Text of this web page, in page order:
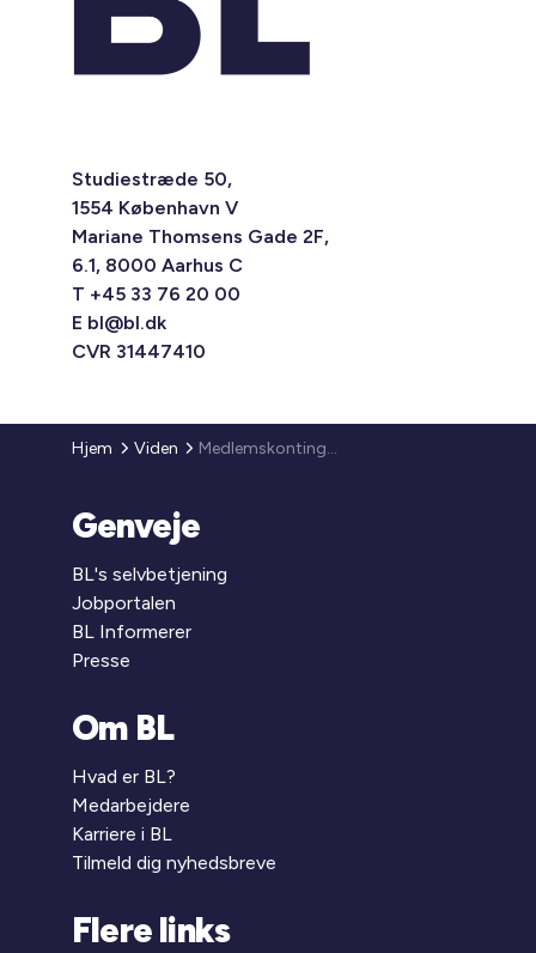
Studiestræde 50,
1554 København V
Mariane Thomsens Gade 2F,
6.1, 8000 Aarhus C
T +45 33 76 20 00
E bl@bl.dk
CVR 31447410
Hjem Viden Medlemskontingent 2013
Genveje
BL's selvbetjening
Jobportalen
BL Informerer
Presse
Om BL
Hvad er BL?
Medarbejdere
Karriere i BL
Tilmeld dig nyhedsbreve
Flere links